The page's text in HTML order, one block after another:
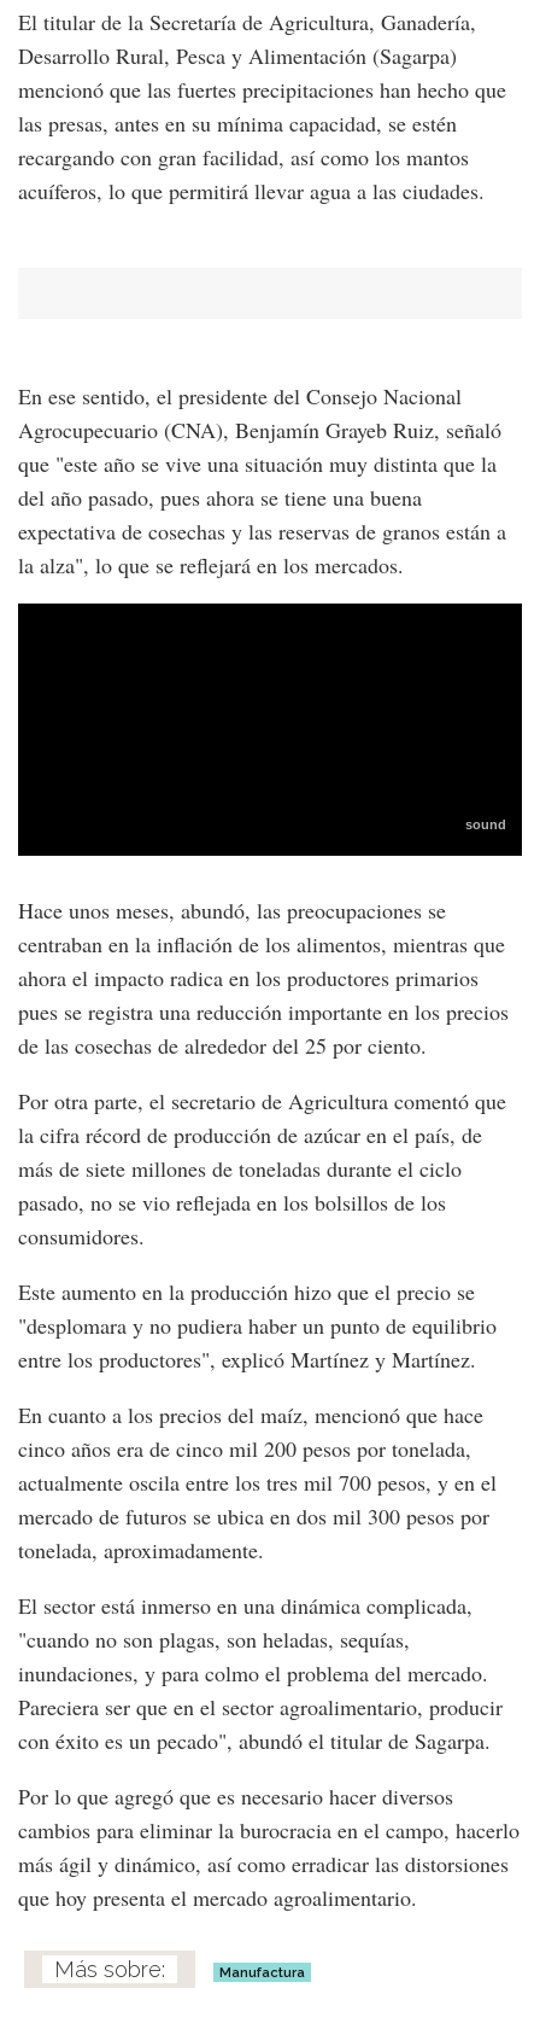
El titular de la Secretaría de Agricultura, Ganadería,
Desarrollo Rural, Pesca y Alimentación (Sagarpa)
mencionó que las fuertes precipitaciones han hecho que
las presas, antes en su mínima capacidad, se estén
recargando con gran facilidad, así como los mantos
acuíferos, lo que permitirá llevar agua a las ciudades.
En ese sentido, el presidente del Consejo Nacional
Agrocupecuario (CNA), Benjamín Grayeb Ruiz, señaló
que "este año se vive una situación muy distinta que la
del año pasado, pues ahora se tiene una buena
expectativa de cosechas y las reservas de granos están a
la alza", lo que se reflejará en los mercados.
Hace unos meses, abundó, las preocupaciones se
centraban en la inflación de los alimentos, mientras que
ahora el impacto radica en los productores primarios
pues se registra una reducción importante en los precios
de las cosechas de alrededor del 25 por ciento.
Por otra parte, el secretario de Agricultura comentó que
la cifra récord de producción de azúcar en el país, de
más de siete millones de toneladas durante el ciclo
pasado, no se vio reflejada en los bolsillos de los
consumidores.
Este aumento en la producción hizo que el precio se
"desplomara y no pudiera haber un punto de equilibrio
entre los productores", explicó Martínez y Martínez.
En cuanto a los precios del maíz, mencionó que hace
cinco años era de cinco mil 200 pesos por tonelada,
actualmente oscila entre los tres mil 700 pesos, y en el
mercado de futuros se ubica en dos mil 300 pesos por
tonelada, aproximadamente.
El sector está inmerso en una dinámica complicada,
"cuando no son plagas, son heladas, sequías,
inundaciones, y para colmo el problema del mercado.
Pareciera ser que en el sector agroalimentario, producir
con éxito es un pecado", abundó el titular de Sagarpa.
Por lo que agregó que es necesario hacer diversos
cambios para eliminar la burocracia en el campo, hacerlo
más ágil y dinámico, así como erradicar las distorsiones
que hoy presenta el mercado agroalimentario.
Manufactura